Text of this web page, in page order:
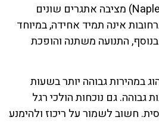
נהיגה בלילה בנאפולי (Naples) מציבה אתגרים שונים
אינה תמיד אחידה, במיוחד
התנועה משתנה והופכת
במהירות גבוהה יותר בשעות
גבוהה. גם נוכחות הולכי רגל
חשוב לשמור על ריכוז ולהימנע